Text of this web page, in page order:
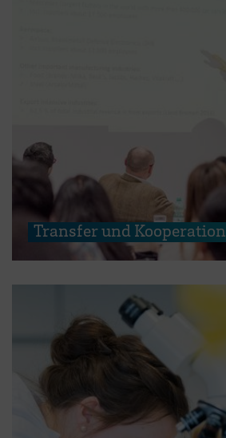
Transfer und Kooperation